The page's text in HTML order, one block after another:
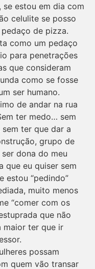
se estou em dia com
celulite se posso
de pizza.
como um pedaço
para penetrações
que consideram
como se fosse
ser humano.
de andar na rua
ter medo… sem
ter que dar a
grupo de
dona do meu
que eu quiser sem
estou “pedindo”
muito menos
“comer com os
que não
maior ter que ir
possam
quem vão transar